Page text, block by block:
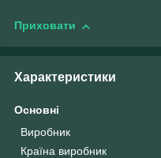
Приховати
Характеристики
Основні
Виробник
Країна виробник